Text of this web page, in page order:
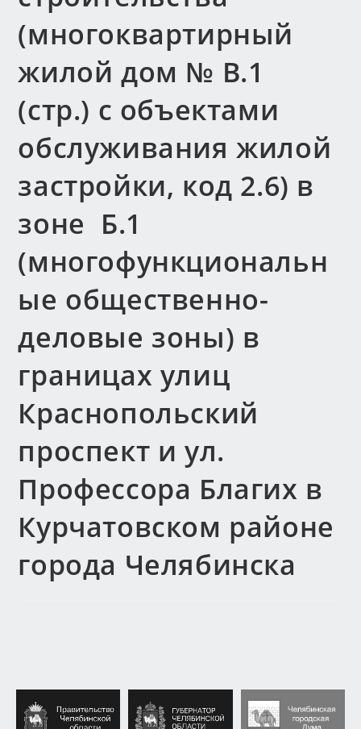
(многоквартирный
жилой дом № В.1
(стр.) с объектами
обслуживания жилой
застройки, код 2.6) в
зоне Б.1
(многофункциональн
ые общественно-
деловые зоны) в
границах улиц
Краснопольский
проспект и ул.
Профессора Благих в
Курчатовском районе
города Челябинска